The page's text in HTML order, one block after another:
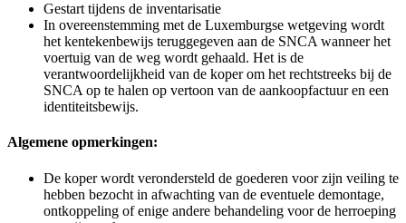
Gestart tijdens de inventarisatie
In overeenstemming met de Luxemburgse wetgeving wordt
het kentekenbewijs teruggegeven aan de SNCA wanneer het
voertuig van de weg wordt gehaald. Het is de
verantwoordelijkheid van de koper om het rechtstreeks bij de
SNCA op te halen op vertoon van de aankoopfactuur en een
identiteitsbewijs.
Algemene opmerkingen:
De koper wordt verondersteld de goederen voor zijn veiling te
hebben bezocht in afwachting van de eventuele demontage,
ontkoppeling of enige andere behandeling voor de herroeping